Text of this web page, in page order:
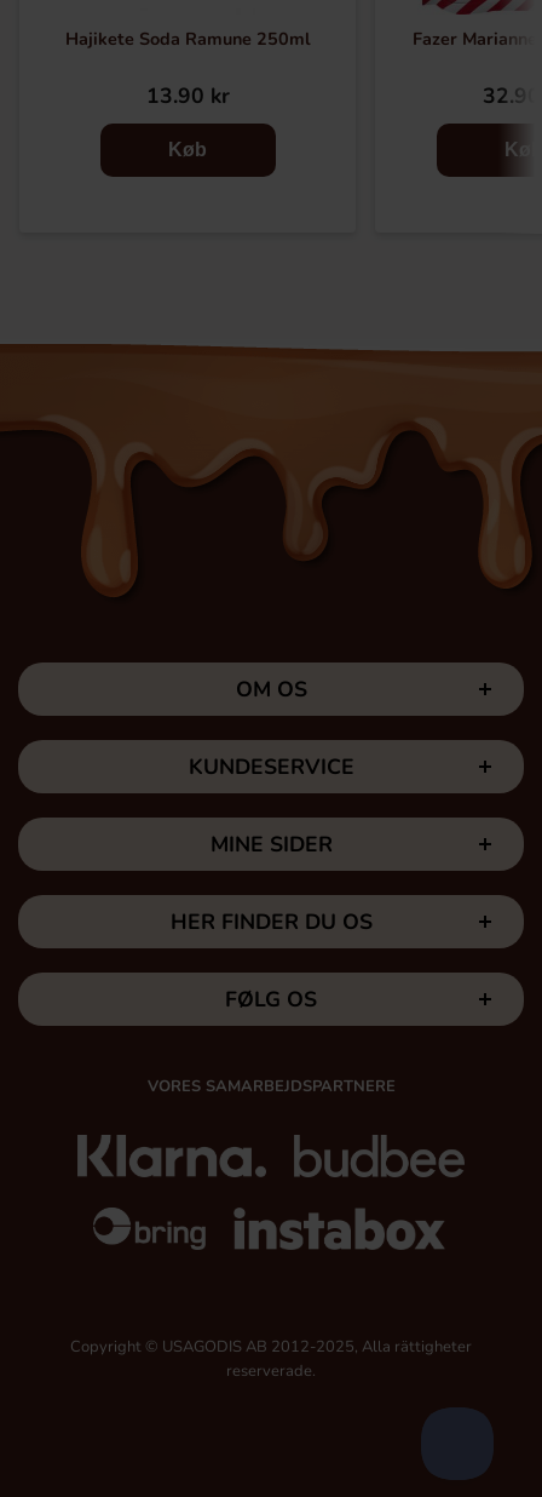
Hajikete Soda Ramune 250ml
13.90 kr
Køb
Fazer
Køb
OM OS
KUNDESERVICE
MINE SIDER
HER FINDER DU OS
FØLG OS
VORES SAMARBEJDSPARTNERE
Copyright © USAGODIS AB 2012-2025, Alla rättigheter
reserverade.